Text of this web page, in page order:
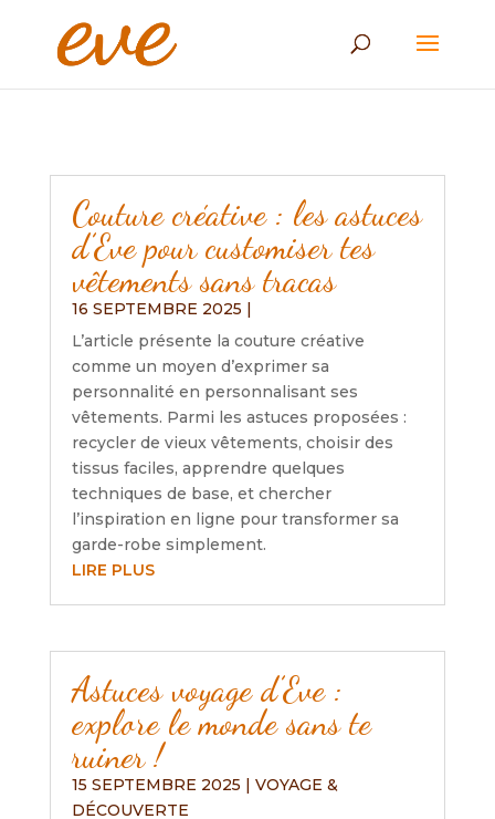
Couture créative : les astuces
d’Eve pour customiser tes
vêtements sans tracas
16 SEPTEMBRE 2025 |
L’article présente la couture créative
comme un moyen d’exprimer sa
personnalité en personnalisant ses
vêtements. Parmi les astuces proposées :
recycler de vieux vêtements, choisir des
tissus faciles, apprendre quelques
techniques de base, et chercher
l’inspiration en ligne pour transformer sa
garde-robe simplement.
LIRE PLUS
Astuces voyage d’Eve :
explore le monde sans te
ruiner !
15 SEPTEMBRE 2025 | VOYAGE &
DÉCOUVERTE